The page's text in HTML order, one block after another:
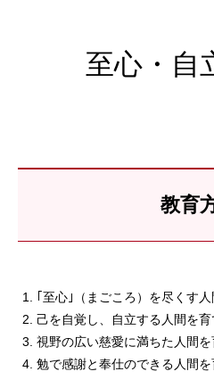
至心・自
教育
｢至心｣（まごころ）を尽くす人
己を自覚し、自立する人間を育
視野の広い慈愛に満ちた人間を
勉で感謝と奉仕のできる人間を